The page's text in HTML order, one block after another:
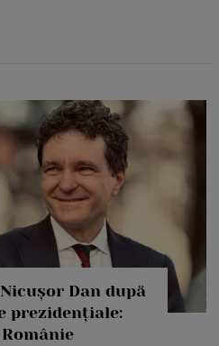
Dan după
prezidențiale: